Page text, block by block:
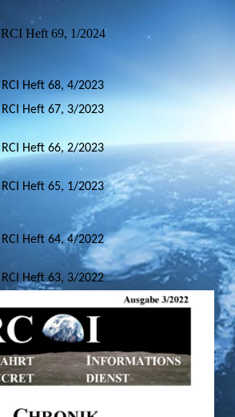
RCI Heft 69, 1/2024
RCI Heft 68, 4/2023
RCI Heft 67, 3/2023
RCI Heft 66, 2/2023
RCI Heft 65, 1/2023
RCI Heft 64, 4/2022
RCI Heft 63, 3/2022